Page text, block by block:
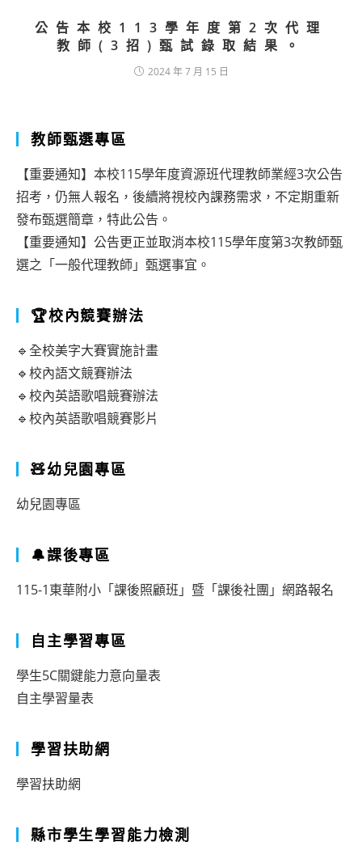
公告本校113學年度第2次代理
教師(3招)甄試錄取結果。
2024 年 7 月 15 日
教師甄選專區
【重要通知】本校115學年度資源班代理教師業經3次公告
招考，仍無人報名，後續將視校內課務需求，不定期重新
發布甄選簡章，特此公告。
【重要通知】公告更正並取消本校115學年度第3次教師甄
選之「一般代理教師」甄選事宜。
🏆校內競賽辦法
🔹全校美字大賽實施計畫
🔹校內語文競賽辦法
🔹校內英語歌唱競賽辦法
🔹校內英語歌唱競賽影片
🧸幼兒園專區
幼兒園專區
🔔課後專區
115-1東華附小「課後照顧班」暨「課後社團」網路報名
自主學習專區
學生5C關鍵能力意向量表
自主學習量表
學習扶助網
學習扶助網
縣市學生學習能力檢測